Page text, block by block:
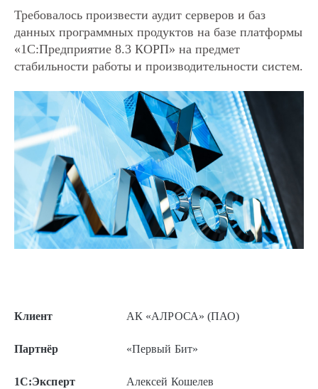
Требовалось произвести аудит серверов и баз
данных программных продуктов на базе платформы
«1С:Предприятие 8.3 КОРП» на предмет
стабильности работы и производительности систем.
Клиент АК «АЛРОСА» (ПАО)
Партнёр «Первый Бит»
1С:Эксперт Алексей Кошелев